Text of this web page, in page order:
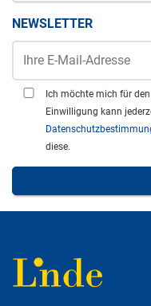
NEWSLETTER
Ich möchte mich für
Einwilligung kann
diese.